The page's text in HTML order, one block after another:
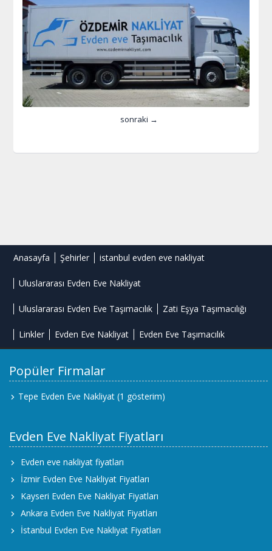
sonraki →
Anasayfa Şehirler istanbul evden eve nakliyat
Uluslararası Evden Eve Nakliyat
Uluslararası Evden Eve Taşımacılık Zati Eşya Taşımacılığı
Linkler Evden Eve Nakliyat Evden Eve Taşımacılık
Popüler Firmalar
Tepe Evden Eve Nakliyat (1 gösterim)
Evden Eve Nakliyat Fiyatları
Evden eve nakliyat fiyatları
İzmir Evden Eve Nakliyat Fiyatları
Kayseri Evden Eve Nakliyat Fiyatları
Ankara Evden Eve Nakliyat Fiyatları
İstanbul Evden Eve Nakliyat Fiyatları